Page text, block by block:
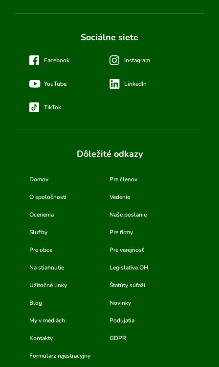
Sociálne siete
Facebook Instagram
YouTube LinkedIn
TikTok
Dôležité odkazy
Domov Pre členov
O spoločnosti Vedenie
Ocenenia Naše poslanie
Služby Pre firmy
Pre obce Pre verejnosť
Na stiahnutie Legislatíva OH
Užitočné linky Štatúty súťaží
Blog Novinky
My v médiách Podujatia
Kontakty GDPR
Formularz rejestracyjny